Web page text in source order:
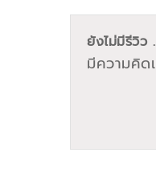
ยังไม่มีรีวิว
มีความคิ